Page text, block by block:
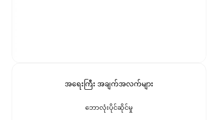
အရေးကြီး အချက်အလက်များ
ဘောလုံးပိုင်ဆိုင်မှု